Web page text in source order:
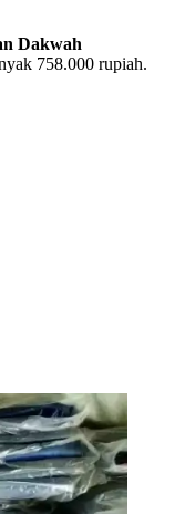
Dakwah
758.000 rupiah.